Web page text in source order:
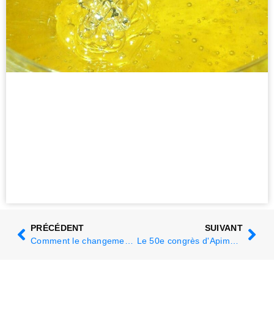
PRÉCÉDENT
SUIVANT